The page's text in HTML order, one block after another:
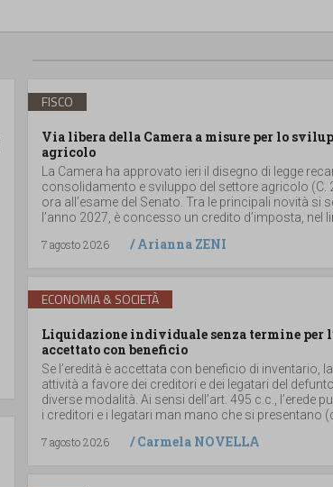
FISCO
Via libera della Camera a misure per lo
agricolo
La Camera ha approvato ieri il disegno di legge
consolidamento e sviluppo del settore agricolo (C.
ora all’esame del Senato. Tra le principali novità si
l’anno 2027, è concesso un credito d’imposta, nel
7 agosto 2026
/Arianna ZENI
ECONOMIA & SOCIETÀ
Liquidazione individuale senza termine per
accettato con beneficio
Se l’eredità è accettata con beneficio di inventario,
attività a favore dei creditori e dei legatari del
diverse modalità. Ai sensi dell’art. 495 c.c., l’erede
i creditori e i legatari man mano che si presentano
7 agosto 2026
/Carmela NOVELLA